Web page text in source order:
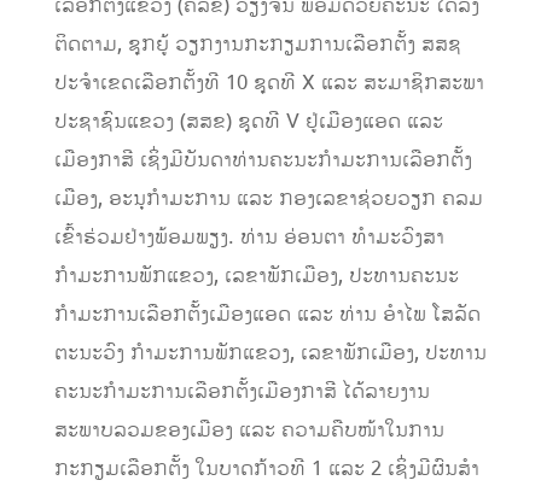
ເລືອກຕັ້ງແຂວງ (ຄລຂ) ວຽງຈັນ ພ້ອມດ້ວຍຄະນະ ໄດ້ລົງ
ຕິດຕາມ, ຊຸກຍູ້ ວຽກງານກະກຽມການເລືອກຕັ້ງ ສສຊ
ປະຈຳເຂດເລືອກຕັ້ງທີ 10 ຊຸດທີ X ແລະ ສະມາຊິກສະພາ
ປະຊາຊົນແຂວງ (ສສຂ) ຊຸດທີ V ຢູ່ເມືອງແອດ ແລະ
ເມືອງກາສີ ເຊິ່ງມີບັນດາທ່ານຄະນະກໍາມະການເລືອກຕັ້ງ
ເມືອງ, ອະນຸກໍາມະການ ແລະ ກອງເລຂາຊ່ວຍວຽກ ຄລມ
ເຂົ້າຮ່ວມຢ່າງພ້ອມພຽງ. ທ່ານ ອ່ອນຕາ ທໍາມະວົງສາ
ກໍາມະການພັກແຂວງ, ເລຂາພັກເມືອງ, ປະທານຄະນະ
ກໍາມະການເລືອກຕັ້ງເມືອງແອດ ແລະ ທ່ານ ອໍາໄພ ໂສລັດ
ຕະນະວົງ ກໍາມະການພັກແຂວງ, ເລຂາພັກເມືອງ, ປະທານ
ຄະນະກໍາມະການເລືອກຕັ້ງເມືອງກາສີ ໄດ້ລາຍງານ
ສະພາບລວມຂອງເມືອງ ແລະ ຄວາມຄືບໜ້າໃນການ
ກະກຽມເລືອກຕັ້ງ ໃນບາດກ້າວທີ 1 ແລະ 2 ເຊິ່ງມີຜົນສໍາ